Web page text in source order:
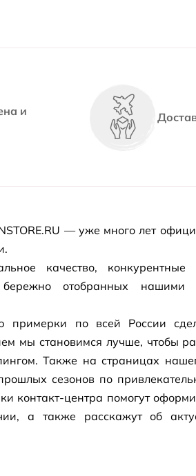
и
— уже много лет
качество,
бережно отобранных нашими
примерки по всей России
мы становимся лучше, чтобы
Также на страницах
сезонов по
контакт-центра помогут
а также расскажут об